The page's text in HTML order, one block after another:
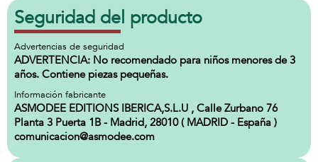
Seguridad del producto
Advertencias de seguridad
ADVERTENCIA: No recomendado para niños menores de 3
años. Contiene piezas pequeñas.
Información fabricante
ASMODEE EDITIONS IBERICA,S.L.U , Calle Zurbano 76
Planta 3 Puerta 1B - Madrid, 28010 ( MADRID - España )
comunicacion@asmodee.com